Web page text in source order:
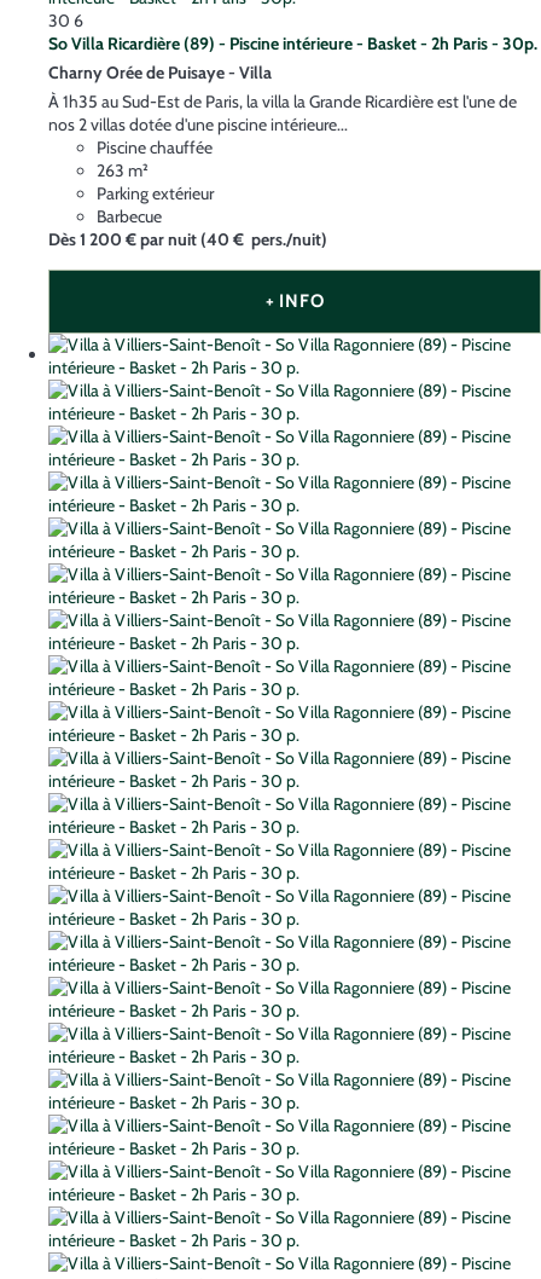
30 6
So Villa Ricardière (89) - Piscine intérieure - Basket - 2h Paris - 30p.
Charny Orée de Puisaye - Villa
À 1h35 au Sud-Est de Paris, la villa la Grande Ricardière est l'une de
nos 2 villas dotée d'une piscine intérieure...
Piscine chauffée
263 m²
Parking extérieur
Barbecue
Dès1 200 €par nuit(40 € pers./nuit)
+ INFO